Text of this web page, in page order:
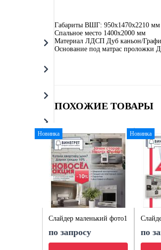
Габариты ВШГ: 950х1470х2210 мм
Спальное место 1400х2000 мм
Материал ЛДСП Дуб каньон/
Основание под матрас проложки
ПОХОЖИЕ ТОВАРЫ
Новинка
Слайдер маленький фото1
по запросу
Новинка
по